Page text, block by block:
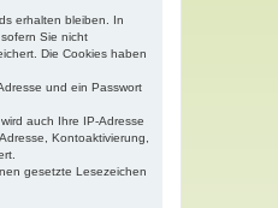
erhalten bleiben. In
Sie nicht
Die Cookies haben
und ein Passwort
auch Ihre IP-Adresse
Kontoaktivierung,
gesetzte Lesezeichen